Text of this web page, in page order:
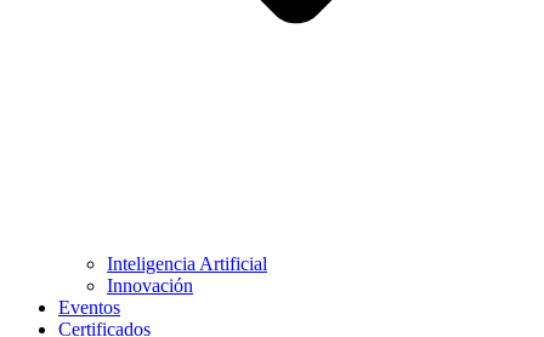
Inteligencia Artificial
Innovación
Eventos
Certificados